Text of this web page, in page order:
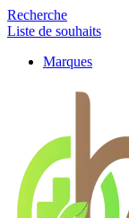
Recherche
Liste de souhaits
Marques